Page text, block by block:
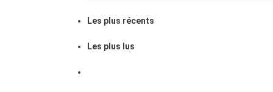
Les plus récents
Les plus lus